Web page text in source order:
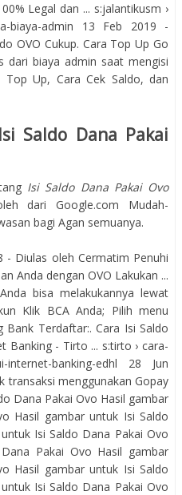
Legal dan ... s:jalantikusm ›
biaya-admin 13 Feb 2019 -
OVO Cukup. Cara Top Up Go
dari biaya admin saat mengisi
Top Up, Cara Cek Saldo, dan
Saldo Dana Pakai
Isi Saldo Dana Pakai Ovo
dari Google.com Mudah-
bagi Agan semuanya.
- ‎Diulas oleh Cermatim Penuhi
Anda dengan OVO Lakukan ...
bisa melakukannya lewat
Klik BCA Anda; Pilih menu
Bank Terdaftar:. Cara Isi Saldo
Banking - Tirto ... s:tirto › cara-
internet-banking-edhl 28 Jun
transaksi menggunakan Gopay
Dana Pakai Ovo Hasil gambar
Hasil gambar untuk Isi Saldo
Isi Saldo Dana Pakai Ovo
Pakai Ovo Hasil gambar
Hasil gambar untuk Isi Saldo
Isi Saldo Dana Pakai Ovo